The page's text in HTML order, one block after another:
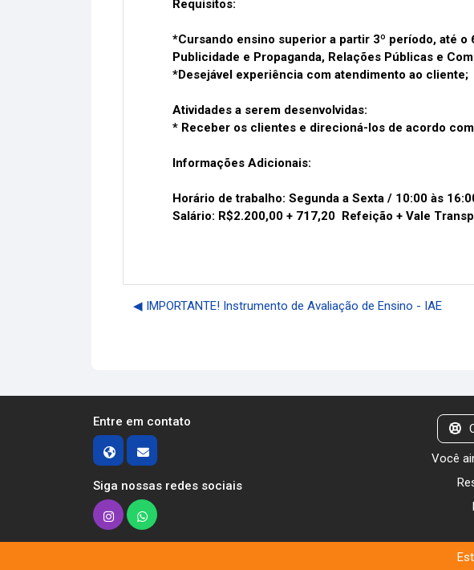
Requisitos:
*Cursando ensino superior a partir 3º período, até
Publicidade e Propaganda, Relações Públicas e
*Desejável experiência com atendimento ao cliente;
Atividades a serem desenvolvidas:
* Receber os clientes e direcioná-los de acordo
Informações Adicionais:
Horário de trabalho: Segunda a Sexta / 10:00 às
Salário: R$2.200,00 + 717,20 Refeição + Vale
◀︎ IMPORTANTE! Instrumento de Avaliação de Ensino - IAE
Entre em contato
Siga nossas redes sociais
Você